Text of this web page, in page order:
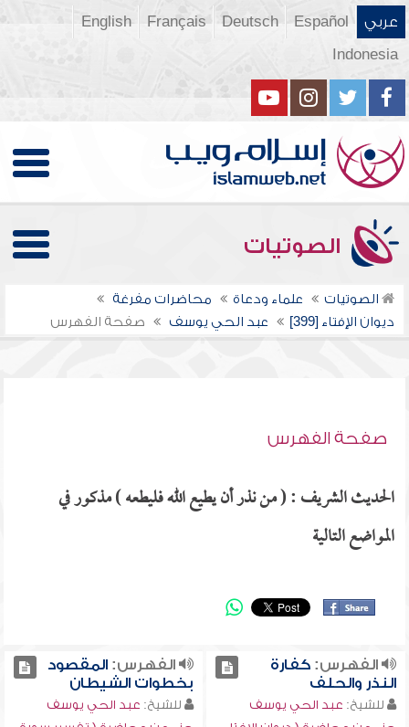
عربي Español
Deutsch
Français
English
Indonesia
الصوتيات
الصوتيات علماء ودعاة
محاضرات مفرغة
ديوان الإفتاء [399]
عبد الحي يوسف صفحة الفهرس
صفحة الفهرس
الحديث الشريف : ( من نذر أن يطيع الله فليطعه ) مذكور في
المواضع التالية
الفهرس:كفارة
النذر والحلف
للشيخ: عبد الحي يوسف
الفهرس:المقصود
بخطوات الشيطان
للشيخ: عبد الحي يوسف